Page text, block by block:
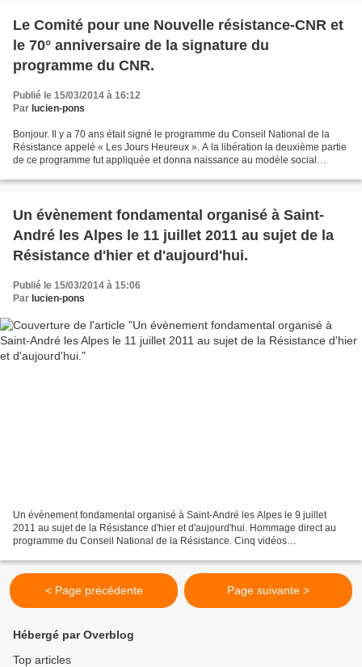
Le Comité pour une Nouvelle résistance-CNR et
le 70° anniversaire de la signature du
programme du CNR.
Publié le 15/03/2014 à 16:12
Par lucien-pons
Bonjour. Il y a 70 ans était signé le programme du Conseil National de la
Résistance appelé « Les Jours Heureux ». A la libération la deuxième partie
de ce programme fut appliquée et donna naissance au modèle social
Un évènement fondamental organisé à Saint-
André les Alpes le 11 juillet 2011 au sujet de la
Résistance d'hier et d'aujourd'hui.
Publié le 15/03/2014 à 15:06
Par lucien-pons
Un évènement fondamental organisé à Saint-André les Alpes le 9 juillet
2011 au sujet de la Résistance d'hier et d'aujourd'hui. Hommage direct au
programme du Conseil National de la Résistance. Cinq vidéos
< Page précédente Page suivante >
Hébergé par Overblog
Top articles